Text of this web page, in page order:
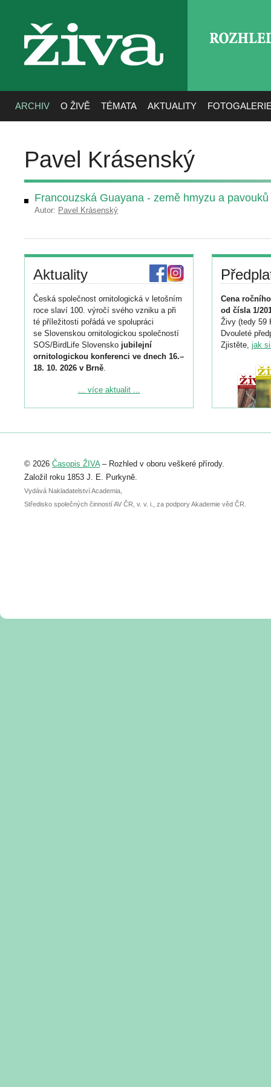
živa
ARCHIV O ŽIVĚ TÉMATA AKTUALITY
Pavel Krásenský
Francouzská Guayana - země hmyzu a pavouků
Autor: Pavel Krásenský
Aktuality
Česká společnost ornitologická v letošním
roce slaví 100. výročí svého vzniku a při
té příležitosti pořádá ve spolupráci
se Slovenskou ornitologickou společností
SOS/BirdLife Slovensko jubilejní
ornitologickou konferenci ve dnech 16.–
18. 10. 2026 v Brně.
Podrobnější informace ke konferenci
Registrovat se můžete do 6. září.
abstraktu přihlášené přednášky nebo
posteru je už 30. června.
... více aktualit ...
Cena
od čísla 1/
Živy (tedy 59
Dvouleté
Zjistěte, jak
© 2026 Časopis ŽIVA– Rozhled v oboru veškeré přírody.
Založil roku 1853 J. E. Purkyně.
Vydává Nakladatelství Academia,
Středisko společných činností AV ČR, v. v. i., za podpory Akademie věd ČR.